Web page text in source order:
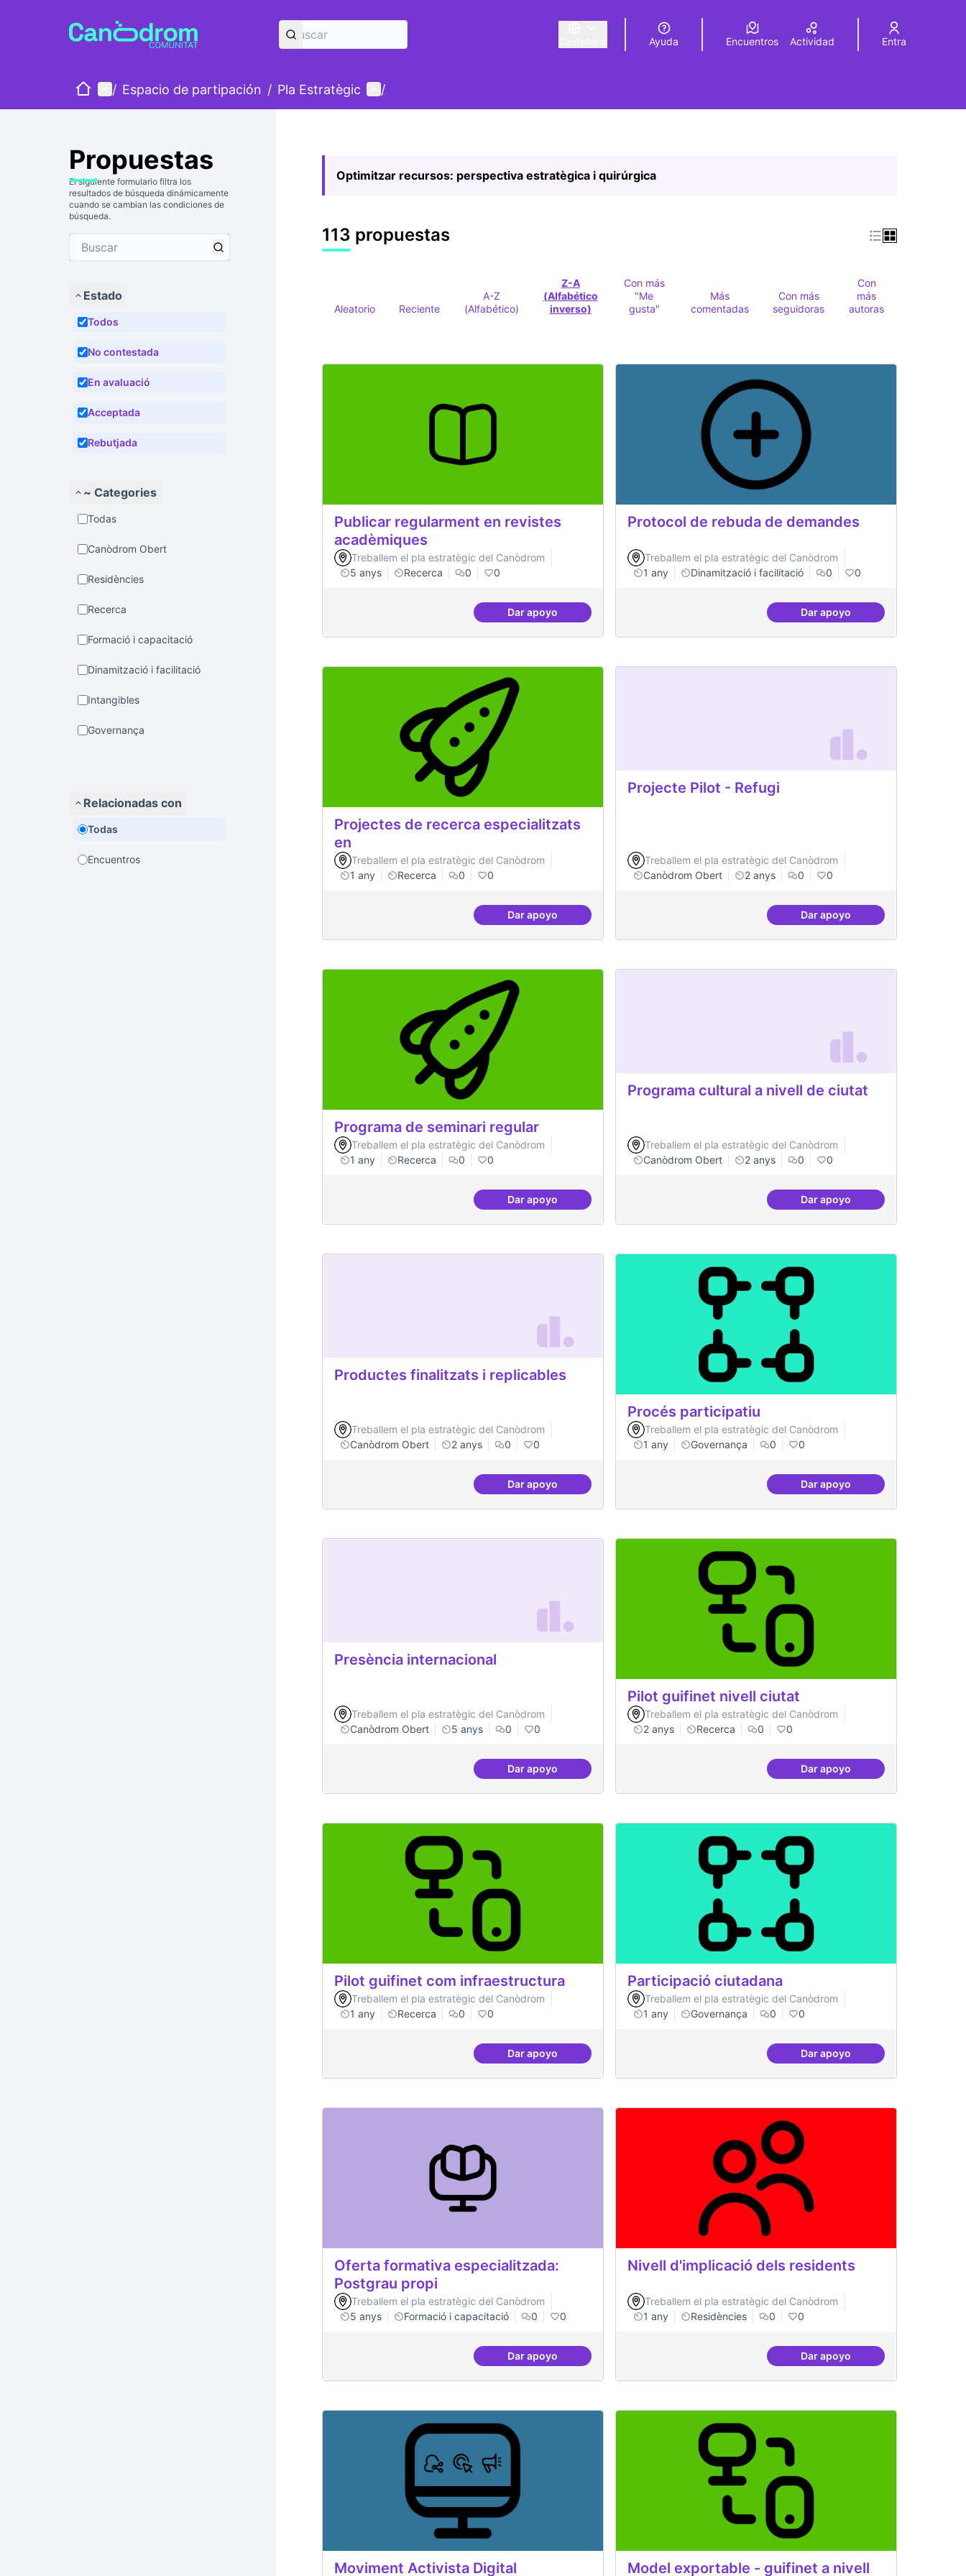
Triar la llengua Elegir el idioma Choose language
Ayuda Encuentros Actividad Entra
InicioMenú principal
/ Espacio de partipación / Pla Estratègic Menú de usuario
/
Propuestas
El siguiente formulario filtra los
resultados de búsqueda dinámicamente
cuando se cambian las condiciones de
búsqueda.
Estado
Todos
No contestada
En avaluació
Acceptada
Rebutjada
~ Categories
Todas
Canòdrom Obert
Residències
Recerca
Formació i capacitació
Dinamització i facilitació
Intangibles
Governança
Relacionadas con
Todas
Encuentros
Optimitzar recursos: perspectiva estratègica i quirúrgica
113 propuestas
Aleatorio Reciente
A-Z
(Alfabético)
Z-A
(Alfabético
inverso)
Con más
"Me
gusta"
Más
comentadas
Con más
seguidoras
Con
más
autoras
Publicar regularment en revistes
acadèmiques
Treballem el pla estratègic del Canòdrom
5 anys
Recerca 0 0
Dar apoyoPublicar regularment en revistes acadèmiques
Protocol de rebuda de demandes
Treballem el pla estratègic del Canòdrom
1 any
Dinamització i facilitació 0 0
Dar apoyoProtocol de rebuda de
Projectes de recerca especialitzats
en
Treballem el pla estratègic del Canòdrom
1 any
Recerca 0 0
Dar apoyoProjectes de recerca especialitzats en
Projecte Pilot - Refugi
Treballem el pla estratègic del Canòdrom
Canòdrom Obert
2 anys 0 0
Dar apoyoProjecte Pilot - Refugi
Programa de seminari regular
Treballem el pla estratègic del Canòdrom
1 any
Recerca 0 0
Dar apoyoPrograma de seminari regular
Programa cultural a nivell de ciutat
Treballem el pla estratègic del Canòdrom
Canòdrom Obert
2 anys 0 0
Dar apoyoPrograma cultural a nivell
Productes finalitzats i replicables
Treballem el pla estratègic del Canòdrom
Canòdrom Obert
2 anys 0 0
Dar apoyoProductes finalitzats i replicables
Procés participatiu
Treballem el pla estratègic del Canòdrom
1 any
Governança 0 0
Dar apoyoProcés participatiu
Presència internacional
Treballem el pla estratègic del Canòdrom
Canòdrom Obert
5 anys 0 0
Dar apoyoPresència internacional
Pilot guifinet nivell ciutat
Treballem el pla estratègic del Canòdrom
2 anys
Recerca 0 0
Dar apoyoPilot guifinet nivell ciutat
Pilot guifinet com infraestructura
Treballem el pla estratègic del Canòdrom
1 any
Recerca 0 0
Dar apoyoPilot guifinet com infraestructura
Participació ciutadana
Treballem el pla estratègic del Canòdrom
1 any
Governança 0 0
Dar apoyoParticipació ciutadana
Oferta formativa especialitzada:
Postgrau propi
Treballem el pla estratègic del Canòdrom
5 anys
Formació i capacitació 0 0
Dar apoyoOferta formativa especialitzada: Postgrau propi
Nivell d'implicació dels residents
Treballem el pla estratègic del Canòdrom
1 any
Residències 0 0
Dar apoyoNivell d'implicació dels
Moviment Activista Digital Model exportable - guifinet a nivell